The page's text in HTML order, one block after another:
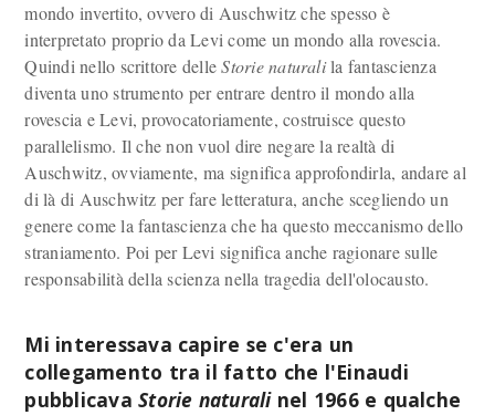
mondo invertito, ovvero di Auschwitz che spesso è
interpretato proprio da Levi come un mondo alla rovescia.
Quindi nello scrittore delleStorie naturalila fantascienza
diventa uno strumento per entrare dentro il mondo alla
rovescia e Levi, provocatoriamente, costruisce questo
parallelismo. Il che non vuol dire negare la realtà di
Auschwitz, ovviamente, ma significa approfondirla, andare al
di là di Auschwitz per fare letteratura, anche scegliendo un
genere come la fantascienza che ha questo meccanismo dello
straniamento. Poi per Levi significa anche ragionare sulle
responsabilità della scienza nella tragedia dell'olocausto.
Mi interessava capire se c'era un
collegamento tra il fatto che l'Einaudi
pubblicavaStorie naturalinel 1966 e qualche